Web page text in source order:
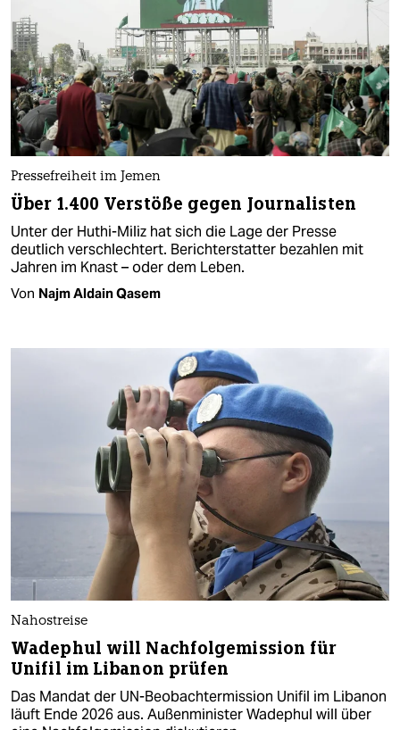
Pressefreiheit im Jemen
Über 1.400 Verstöße gegen Journalisten
Unter der Huthi-Miliz hat sich die Lage der Presse
deutlich verschlechtert. Berichterstatter bezahlen mit
Jahren im Knast – oder dem Leben.
Von Najm Aldain Qasem
Nahostreise
Wadephul will Nachfolgemission für
Unifil im Libanon prüfen
Das Mandat der UN-Beobachtermission Unifil im Libanon
läuft Ende 2026 aus. Außenminister Wadephul will über